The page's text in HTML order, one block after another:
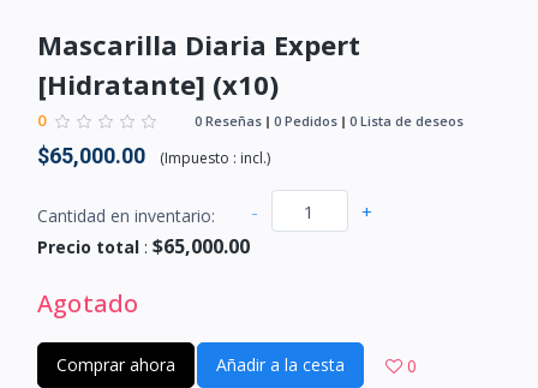
Mascarilla Diaria Expert
[Hidratante] (x10)
0 0 Reseñas 0 Pedidos 0 Lista de deseos
$65,000.00 (Impuesto : incl.)
Cantidad en inventario: - +
Precio total : $65,000.00
Agotado
Comprar ahora Añadir a la cesta 0